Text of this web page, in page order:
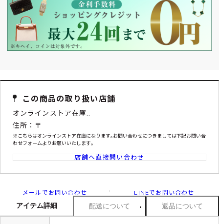
この商品の取り扱い店舗
オンラインストア在庫..
住所：〒
※こちらはオンラインストア在庫になります｡お問い合わせにつきましては下記お問い合
わせフォームよりお願いいたします｡
店舗へ直接問い合わせ
メールでお問い合わせ LINEでお問い合わせ
アイテム詳細 配送について 返品について